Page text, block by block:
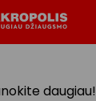
daugiau!